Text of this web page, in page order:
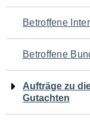
für
den
Betroffene
Betroffene
Aufträge zu
Gutachten